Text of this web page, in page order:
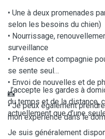
• Une à deux promenades
selon les besoins du chien)
• Nourrissage,
surveillance
• Présence et compagnie
se sente seul
• Envoi de nouvelles et de
📸
• Je peux également
mon expérience dans le
J’accepte les gardes à
du temps et de la distance,
actuellement que d’une
Je suis généralement